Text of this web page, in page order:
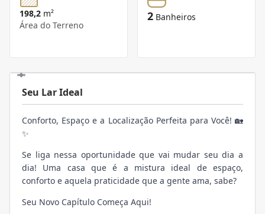
198,2 m²
Área do Terreno
2 Banheiros
Seu Lar Ideal
Conforto, Espaço e a Localização Perfeita para Você! 🏡
✨
Se liga nessa oportunidade que vai mudar seu dia a
dia! Uma casa que é a mistura ideal de espaço,
conforto e aquela praticidade que a gente ama, sabe?
Seu Novo Capítulo Começa Aqui!